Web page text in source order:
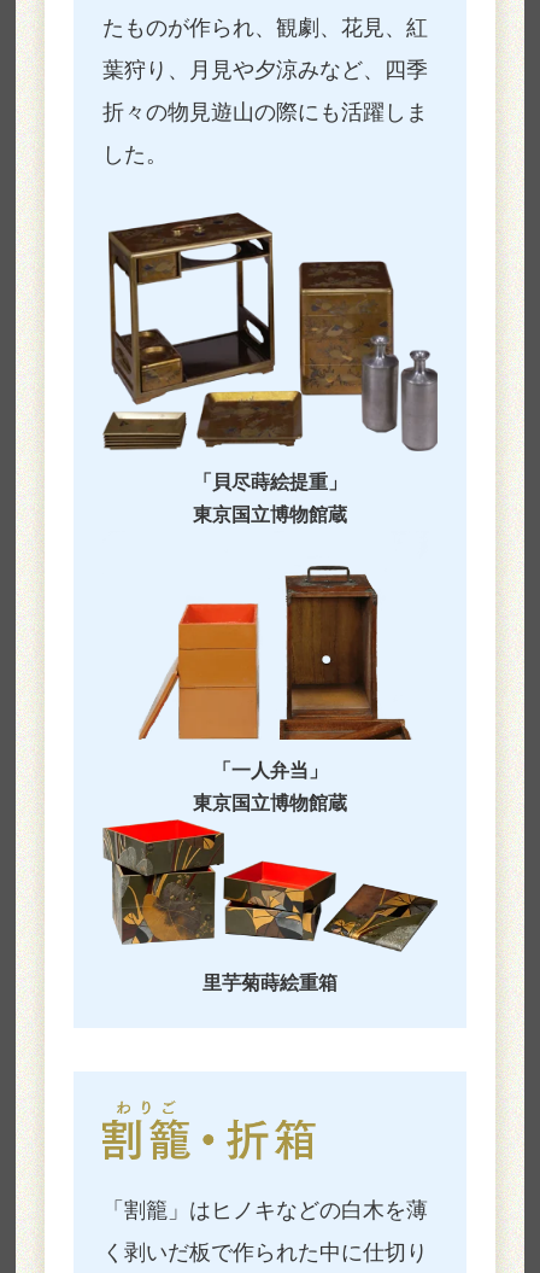
たものが作られ、観劇、花見、紅
葉狩り、月見や夕涼みなど、四季
折々の物見遊山の際にも活躍しま
した。
「貝尽蒔絵提重」
東京国立博物館蔵
「一人弁当」
東京国立博物館蔵
里芋菊蒔絵重箱
「割籠」はヒノキなどの白木を薄
く剥いだ板で作られた中に仕切り